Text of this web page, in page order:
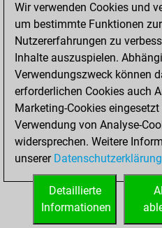
Bauernopfer
Matt auf vollem Brett
Bauer setzt Matt
Erstickte Matts
Unterverwandlungen
Türme auf der siebten
STARTSEITE
Wir verwenden Cookies und
um bestimmte Funktionen
Nutzererfahrungen zu
Inhalte auszuspielen.
Verwendungszweck können
erforderlichen Cookies auch
Marketing-Cookies eingesetzt
Verwendung von Analyse-
widersprechen. Weitere
unserer Datenschutzerklärung
Detaillierte
Informationen